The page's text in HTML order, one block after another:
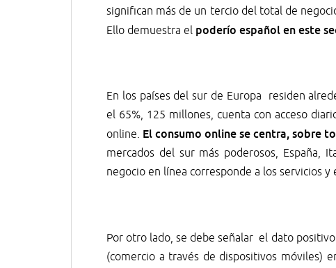
significan más de un tercio del total de
Ello demuestra el poderío español en este
En los países del sur de Europa residen
el 65%, 125 millones, cuenta con acceso
online. El consumo online se centra, sobre
mercados del sur más poderosos, España,
negocio en línea corresponde a los servicios y
Por otro lado, se debe señalar el dato
(comercio a través de dispositivos móviles)